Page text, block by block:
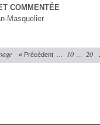
COMMENTÉE
Masquelier
« Précédent … 10 … 20